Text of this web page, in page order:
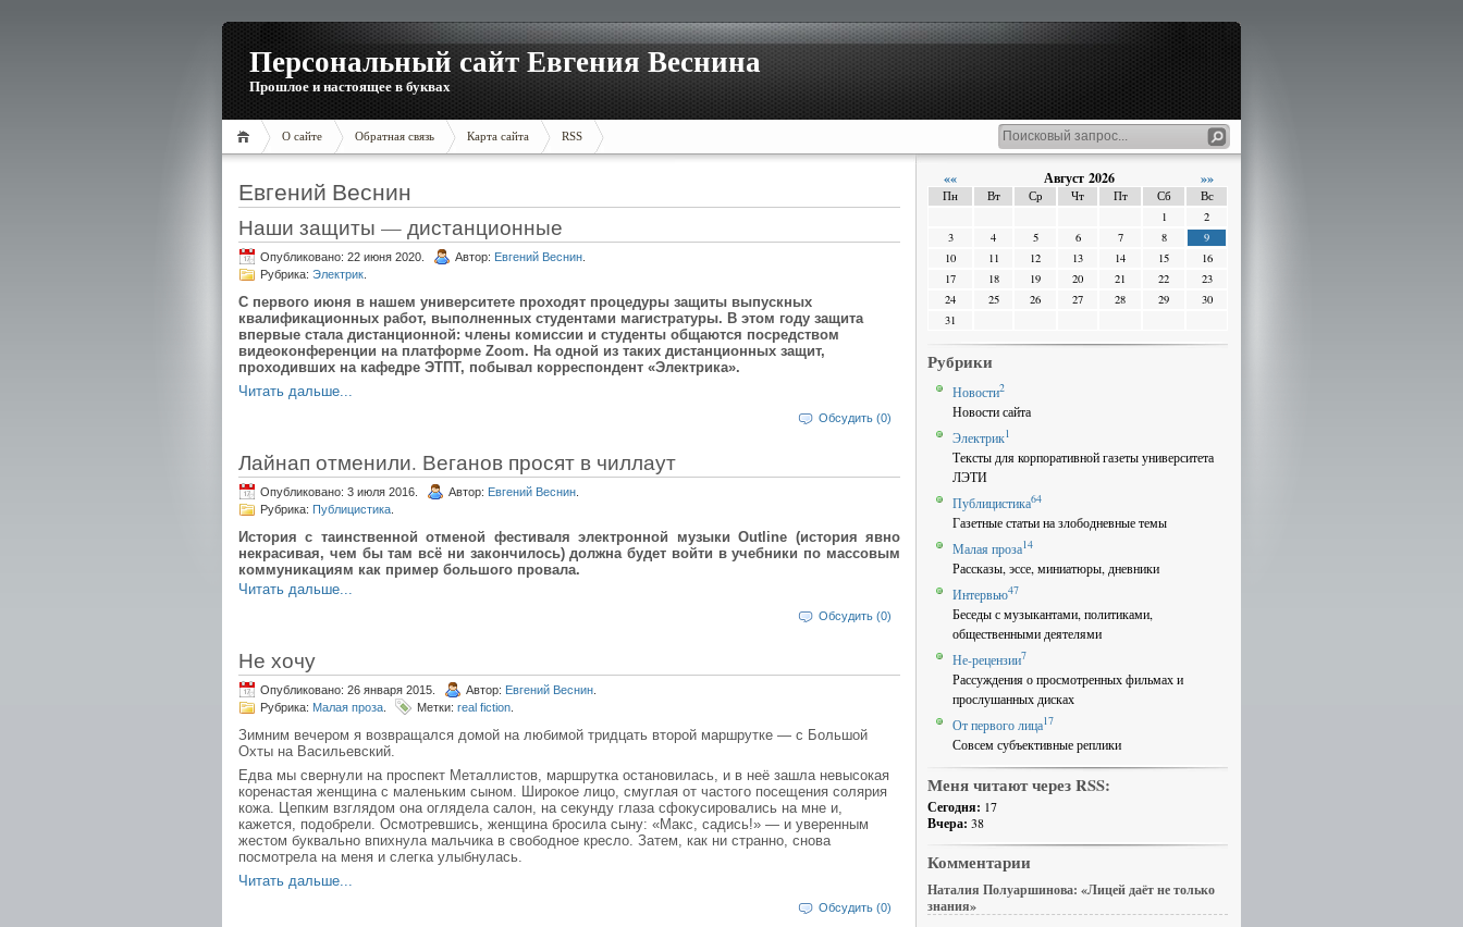
Персональный сайт Евгения Веснина
Прошлое и настоящее в буквах
О сайте Обратная связь Карта сайта RSS
Евгений Веснин
Наши защиты — дистанционные
Опубликовано: 22 июня 2020. Автор: Евгений Веснин
Рубрика: Электрик
С первого июня в нашем университете проходят процедуры защиты выпускных
квалификационных работ, выполненных студентами магистратуры. В этом году защита
впервые стала дистанционной: члены комиссии и студенты общаются посредством
видеоконференции на платформе Zoom. На одной из таких дистанционных защит,
проходивших на кафедре ЭТПТ, побывал корреспондент «Электрика».
Читать дальше...
Обсудить (0)
Лайнап отменили. Веганов просят в чиллаут
Опубликовано: 3 июля 2016. Автор: Евгений Веснин
Рубрика: Публицистика
История с таинственной отменой фестиваля электронной музыки Outline (история явно
некрасивая, чем бы там всё ни закончилось) должна будет войти в учебники по массовым
коммуникациям как пример большого провала.
Читать дальше...
Обсудить (0)
Не хочу
Опубликовано: 26 января 2015. Автор: Евгений Веснин
Рубрика: Малая проза Метки: real fiction
Зимним вечером я возвращался домой на любимой тридцать второй маршрутке — с Большой
Охты на Васильевский.
Едва мы свернули на проспект Металлистов, маршрутка остановилась, и в неё зашла невысокая
коренастая женщина с маленьким сыном. Широкое лицо, смуглая от частого посещения солярия
кожа. Цепким взглядом она оглядела салон, на секунду глаза сфокусировались на мне и,
кажется, подобрели. Осмотревшись, женщина бросила сыну: «Макс, садись!» — и уверенным
жестом буквально впихнула мальчика в свободное кресло. Затем, как ни странно, снова
посмотрела на меня и слегка улыбнулась.
Читать дальше...
Обсудить (0)
«« Август 2026 »»
Пн Вт Ср Чт Пт Сб
Вс
1
2
3
4 5 6 7 8
9
10
11 12 13 14 15
16
17
18 19 20 21 22
23
24
25 26 27 28 29
30
31
Рубрики
Новости2
Новости сайта
Электрик1
Тексты для корпоративной газеты университета
ЛЭТИ
Публицистика64
Газетные статьи на злободневные темы
Малая проза14
Рассказы, эссе, миниатюры, дневники
Интервью47
Беседы с музыкантами, политиками,
общественными деятелями
Не-рецензии7
Рассуждения о просмотренных фильмах и
прослушанных дисках
От первого лица17
Совсем субъективные реплики
Меня читают через RSS:
Сегодня: 17
Вчера: 38
Комментарии
Наталия Полуаршинова: «Лицей даёт не только
знания»